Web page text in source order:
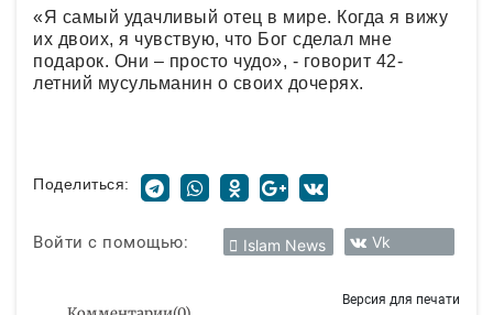
«Я самый удачливый отец в мире. Когда я вижу
их двоих, я чувствую, что Бог сделал мне
подарок. Они – просто чудо», - говорит 42-
летний мусульманин о своих дочерях.
Поделиться:
Войти с помощью: Islam News Vk
Версия для печати